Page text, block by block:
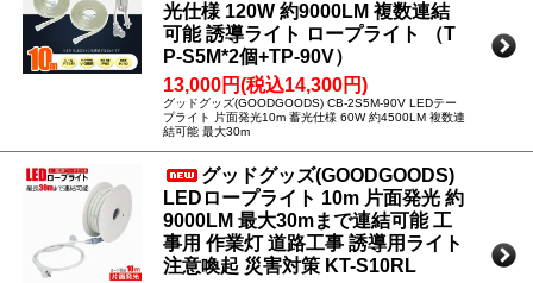
光仕様 120W 約9000LM 複数連結
可能 誘導ライト ロープライト （T
P-S5M*2個+TP-90V）
13,000円(税込14,300円)
グッドグッズ(GOODGOODS) CB-2S5M-90V LEDテー
プライト 片面発光10m 蓄光仕様 60W 約4500LM 複数連
結可能 最大30m
グッドグッズ(GOODGOODS)
LEDロープライト 10m 片面発光 約
9000LM 最大30mまで連結可能 工
事用 作業灯 道路工事 誘導用ライト
注意喚起 災害対策 KT-S10RL